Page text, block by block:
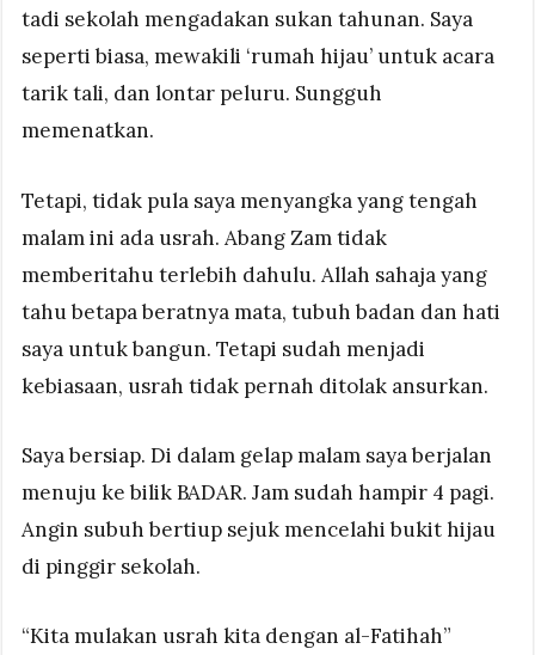
tadi sekolah mengadakan sukan tahunan. Saya
seperti biasa, mewakili ‘rumah hijau’ untuk acara
tarik tali, dan lontar peluru. Sungguh
memenatkan.
Tetapi, tidak pula saya menyangka yang tengah
malam ini ada usrah. Abang Zam tidak
memberitahu terlebih dahulu. Allah sahaja yang
tahu betapa beratnya mata, tubuh badan dan hati
saya untuk bangun. Tetapi sudah menjadi
kebiasaan, usrah tidak pernah ditolak ansurkan.
Saya bersiap. Di dalam gelap malam saya berjalan
menuju ke bilik BADAR. Jam sudah hampir 4 pagi.
Angin subuh bertiup sejuk mencelahi bukit hijau
di pinggir sekolah.
“Kita mulakan usrah kita dengan al-Fatihah”